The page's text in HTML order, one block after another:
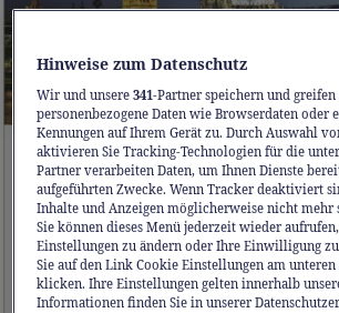
Hinweise zum Datenschutz
Wir und unsere341-Partner speichern und greifen
personenbezogene Daten wie Browserdaten oder
Kennungen auf Ihrem Gerät zu. Durch Auswahl
aktivieren Sie Tracking-Technologien für die
Partner verarbeiten Daten, um Ihnen Dienste
aufgeführten Zwecke. Wenn Tracker deaktiviert
Inhalte und Anzeigen möglicherweise nicht mehr
Sie können dieses Menü jederzeit wieder
Einstellungen zu ändern oder Ihre Einwilligung
Sie auf den Link Cookie Einstellungen am unteren
klicken. Ihre Einstellungen gelten innerhalb
Informationen finden Sie in unserer